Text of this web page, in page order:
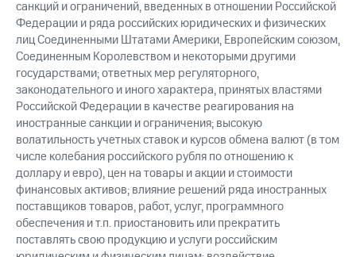
санкций и ограничений, введенных в отношении Российской
Федерации и ряда российских юридических и физических
лиц Соединенными Штатами Америки, Европейским союзом,
Соединенным Королевством и некоторыми другими
государствами; ответных мер регуляторного,
законодательного и иного характера, принятых властями
Российской Федерации в качестве реагирования на
иностранные санкции и ограничения; высокую
волатильность учетных ставок и курсов обмена валют (в том
числе колебания российского рубля по отношению к
доллару и евро), цен на товары и акции и стоимости
финансовых активов; влияние решений ряда иностранных
поставщиков товаров, работ, услуг, программного
обеспечения и т.п. приостановить или прекратить
поставлять свою продукцию и услуги российским